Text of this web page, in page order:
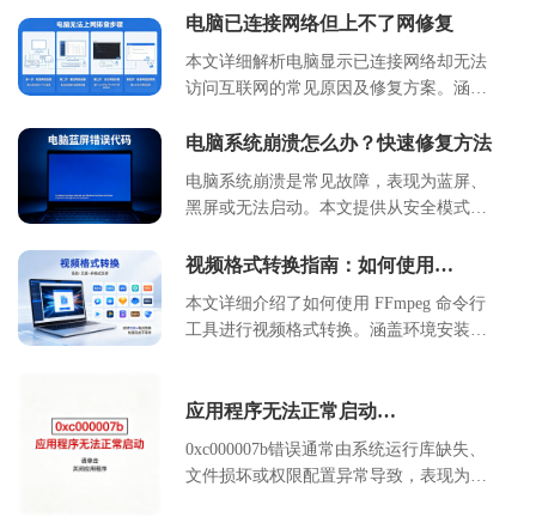
软件建议您定期进行系统体检，养成良好
的使用习惯。
致该现象的核心原因，提供了从数据救援
到修复操作的完整流程。在遇到此类提示
时，切勿直接点击格式化，应优先评估数
不可逆的数据丢失。
电脑已连接网络但上不了网修复
本文详细解析电脑显示已连接网络却无法
访问互联网的常见原因及修复方案。涵盖
异常及路由器故障等核心问题。提供具体
硬件排查流程。适用于 Windows 10/11 系
统及常见家用网络环境，帮助用户快速恢
电脑系统崩溃怎么办？快速修复方法
电脑系统崩溃是常见故障，表现为蓝屏、
黑屏或无法启动。本文提供从安全模式进
教程。通过命令提示符扫描损坏文件，检
点回退状态。适用于 Windows 10/11 用
户，帮助快速定位问题根源，避免重装系
件层面的崩溃均可通过本文方法解决。
视频格式转换指南：如何使用
FFmpeg 进行高效编码转换
本文详细介绍了如何使用 FFmpeg 命令行
工具进行视频格式转换。涵盖环境安装、
视频编码转换技巧，适用于批量处理、格
媒体工作者提升工作效率。
应用程序无法正常启动
（0xc000007b）错误解析与修复方法
0xc000007b错误通常由系统运行库缺失、
文件损坏或权限配置异常导致，表现为程